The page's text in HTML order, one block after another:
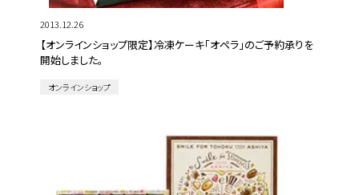
2013.12.26
【オンラインショップ限定】冷凍ケーキ「オペラ」のご予約承りを
開始しました。
オンラインショップ